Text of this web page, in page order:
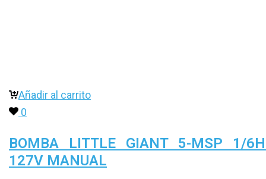
Añadir al carrito
0
BOMBA LITTLE GIANT 5-MSP 1/
127V MANUAL